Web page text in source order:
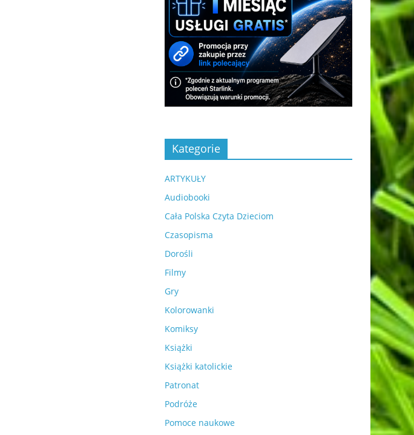
Kategorie
ARTYKUŁY
Audiobooki
Cała Polska Czyta Dzieciom
Czasopisma
Dorośli
Filmy
Gry
Kolorowanki
Komiksy
Książki
Książki katolickie
Patronat
Podróże
Pomoce naukowe